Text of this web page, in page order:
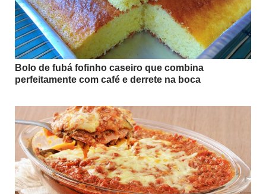
Bolo de fubá fofinho caseiro que combina
perfeitamente com café e derrete na boca